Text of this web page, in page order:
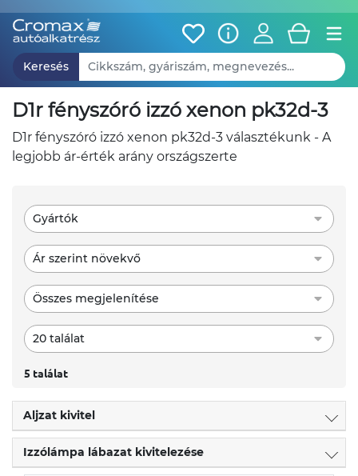
Keresés
d1r fényszóró izzó xenon pk32d-3
d1r fényszóró izzó xenon pk32d-3 választékunk - A
legjobb ár-érték arány országszerte
Gyártók
Ár szerint növekvő
Összes megjelenítése
20 találat
5 találat
Aljzat kivitel
Izzólámpa lábazat kivitelezése